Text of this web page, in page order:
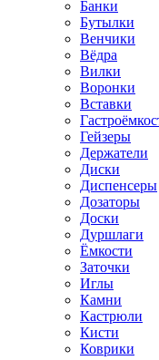
Банки
Бутылки
Венчики
Вёдра
Вилки
Воронки
Вставки
Гейзеры
Держатели
Диски
Диспенсеры
Дозаторы
Доски
Дуршлаги
Ёмкости
Заточки
Иглы
Камни
Кастрюли
Кисти
Коврики